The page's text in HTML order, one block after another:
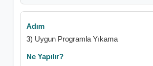
3) Uygun Programla Yıkama